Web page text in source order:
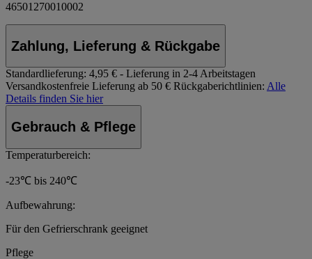
46501270010002
Zahlung, Lieferung & Rückgabe
Standardlieferung: 4,95 € - Lieferung in 2-4 Arbeitstagen
Versandkostenfreie Lieferung ab 50 € Rückgaberichtlinien: Alle
Details finden Sie hier
Gebrauch & Pflege
Temperaturbereich:
-23℃ bis 240℃
Aufbewahrung:
Für den Gefrierschrank geeignet
Pflege